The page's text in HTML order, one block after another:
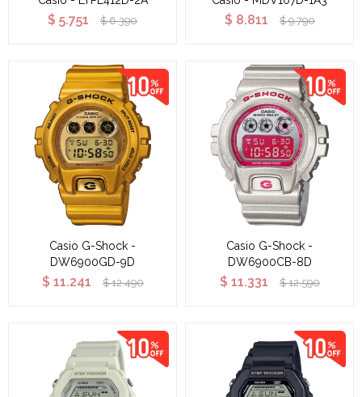
$ 5.751 $ 6.390 $ 8.811 $ 9.790
Casio G-Shock -
DW6900GD-9D
$ 11.241 $ 12.490
Casio G-Shock -
DW6900CB-8D
$ 11.331 $ 12.590